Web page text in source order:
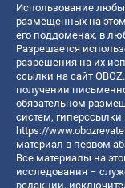
Использование
размещенных на
его поддоменах, в
Разрешается
разрешения на их
ссылки на сайт
получении
обязательном
систем, гиперссылки
https://
материал в первом
Все материалы на
исследования –
редакции,